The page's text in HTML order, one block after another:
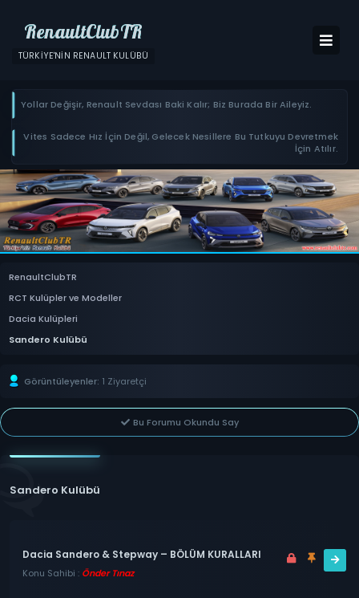
RenaultClubTR
TÜRKIYE'NIN RENAULT KULÜBÜ
Yollar Değişir, Renault Sevdası Baki Kalır; Biz Burada Bir Aileyiz.
Vites Sadece Hız İçin Değil, Gelecek Nesillere Bu Tutkuyu Devretmek
İçin Atılır.
RenaultClubTR
RCT Kulüpler ve Modeller
Dacia Kulüpleri
Sandero Kulübü
Görüntüleyenler: 1 Ziyaretçi
Bu Forumu Okundu Say
Sandero Kulübü
Dacia Sandero & Stepway – BÖLÜM KURALLARI
Konu Sahibi : Önder Tınaz